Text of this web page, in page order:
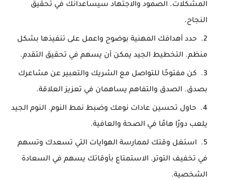
المشكلات. الصمود والاجتهاد سيساعدانك في تحقيق
النجاح.
حدد أهدافك المهنية بوضوح واعمل على تنفيذها بشكل
منظم. التخطيط الجيد يمكن أن يسهم في تحقيق التقدم.
كن مفتوحًا للتواصل مع الشريك والتعبير عن مشاعرك
بصدق. الصدق والتفاهم يساهمان في تعزيز العلاقة.
حاول تحسين عادات نومك وضبط نمط النوم. النوم الجيد
يلعب دورًا هامًا في الصحة والعافية.
استغل وقتك لممارسة الهوايات التي تسعدك وتسهم
في تخفيف التوتر. الاستمتاع بأوقاتك يسهم في السعادة
الشخصية.